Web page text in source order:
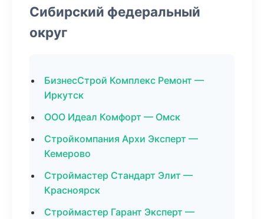
Сибирский федеральный
округ
БизнесСтрой Комплекс Ремонт —
Иркутск
ООО Идеал Комфорт — Омск
Стройкомпания Архи Эксперт —
Кемерово
Строймастер Стандарт Элит —
Красноярск
Строймастер Гарант Эксперт —